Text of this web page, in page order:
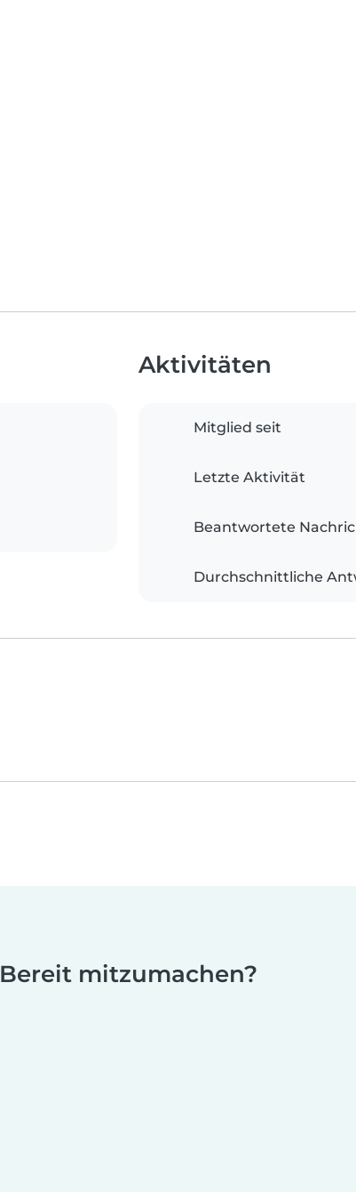
Aktivitäten
Mitglied seit
Letzte Aktivität
Beantwortete
Durchschnittliche
Bereit mitzumachen?